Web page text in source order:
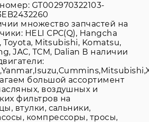
GT002970322103-
множество запчастей на
HELI CPC(Q), Hangcha
Toyota, Mitsubishi, Komatsu,
JAC, TCM, Dalian В наличии
большой ассортимент
воздушных и
фильтров на
втулки, сальники,
компрессоры, тросы,